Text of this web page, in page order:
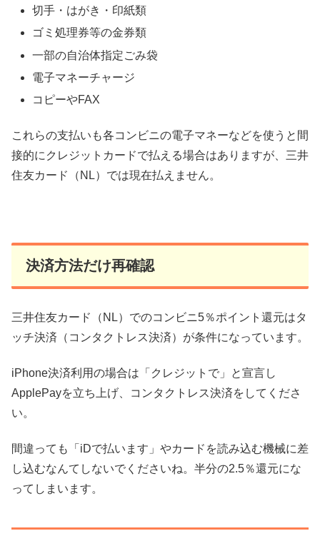
切手・はがき・印紙類
ゴミ処理券等の金券類
一部の自治体指定ごみ袋
電子マネーチャージ
コピーやFAX
これらの支払いも各コンビニの電子マネーなどを使うと間
接的にクレジットカードで払える場合はありますが、三井
住友カード（NL）では現在払えません。
決済方法だけ再確認
三井住友カード（NL）でのコンビニ5％ポイント還元はタ
ッチ決済（コンタクトレス決済）が条件になっています。
iPhone決済利用の場合は「クレジットで」と宣言し
ApplePayを立ち上げ、コンタクトレス決済をしてくださ
い。
間違っても「iDで払います」やカードを読み込む機械に差
し込むなんてしないでくださいね。半分の2.5％還元にな
ってしまいます。